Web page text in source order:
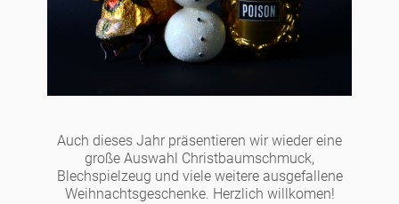
Auch dieses Jahr präsentieren wir wieder eine
große Auswahl Christbaumschmuck,
Blechspielzeug und viele weitere ausgefallene
Weihnachtsgeschenke. Herzlich willkomen!